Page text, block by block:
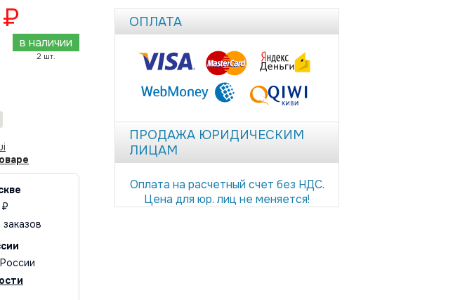
ОПЛАТА
ПРОДАЖА ЮРИДИЧЕСКИМ
ЛИЦАМ
Оплата на расчетный счет без НДС.
Цена для юр. лиц не меняется!
в наличии
2 шт.